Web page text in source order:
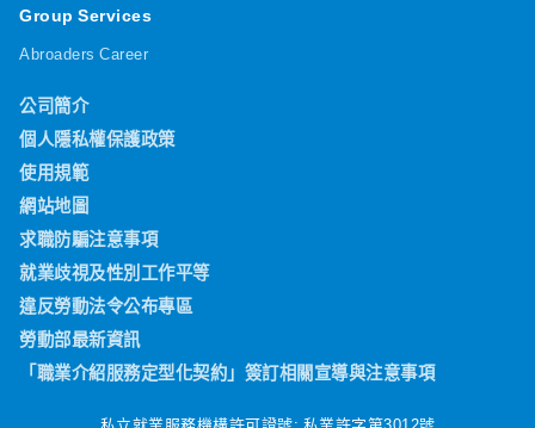
Group Services
Abroaders Career
公司簡介
個人隱私權保護政策
使用規範
網站地圖
求職防騙注意事項
就業歧視及性別工作平等
違反勞動法令公布專區
勞動部最新資訊
「職業介紹服務定型化契約」簽訂相關宣導與注意事項